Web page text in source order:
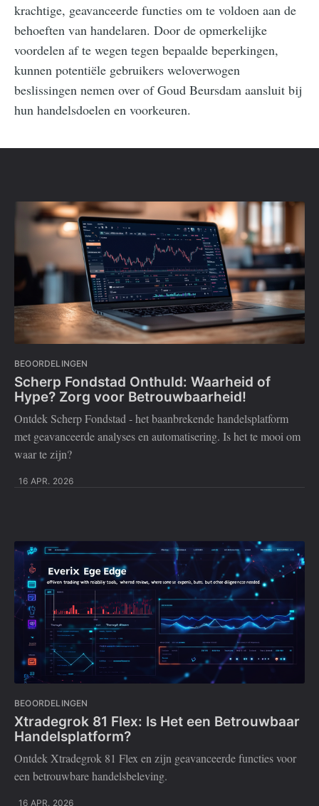
krachtige, geavanceerde functies om te voldoen aan de
behoeften van handelaren. Door de opmerkelijke
voordelen af te wegen tegen bepaalde beperkingen,
kunnen potentiële gebruikers weloverwogen
beslissingen nemen over of Goud Beursdam aansluit bij
hun handelsdoelen en voorkeuren.
BEOORDELINGEN
Scherp Fondstad Onthuld: Waarheid of
Hype? Zorg voor Betrouwbaarheid!
Ontdek Scherp Fondstad - het baanbrekende handelsplatform
met geavanceerde analyses en automatisering. Is het te mooi om
waar te zijn?
16 APR. 2026
BEOORDELINGEN
Xtradegrok 81 Flex: Is Het een Betrouwbaar
Handelsplatform?
Ontdek Xtradegrok 81 Flex en zijn geavanceerde functies voor
een betrouwbare handelsbeleving.
16 APR. 2026